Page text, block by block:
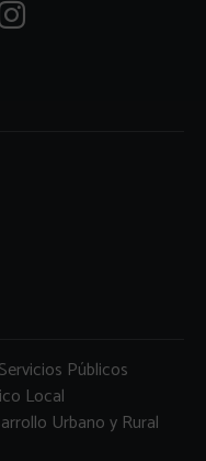
Públicos
Local
Urbano y Rural